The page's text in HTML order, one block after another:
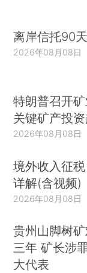
离岸信托90
2026年08月08日
特朗普召开
关键矿产投
2026年08月08日
境外收入征
详解(含视频)
2026年08月08日
贵州山脚树
三年 矿长涉
大代表